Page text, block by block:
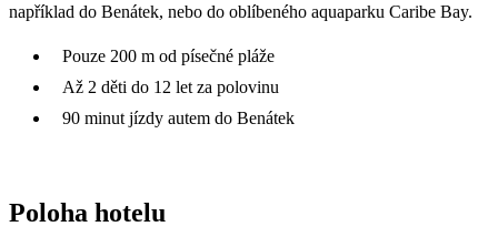
například do Benátek, nebo do oblíbeného aquaparku Caribe Bay.
Pouze 200 m od písečné pláže
Až 2 děti do 12 let za polovinu
90 minut jízdy autem do Benátek
Poloha hotelu